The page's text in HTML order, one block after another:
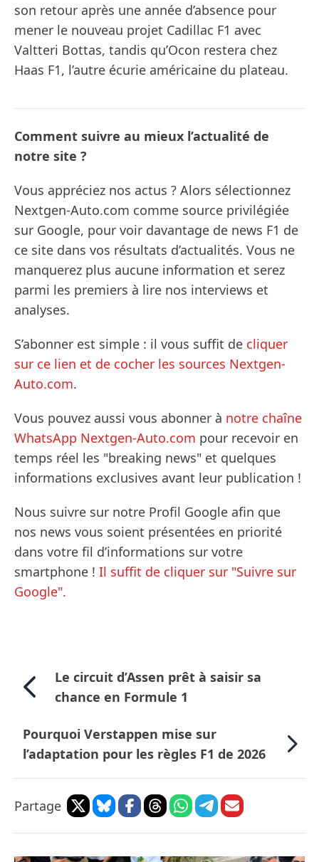
son retour après une année d’absence pour
mener le nouveau projet Cadillac F1 avec
Valtteri Bottas, tandis qu’Ocon restera chez
Haas F1, l’autre écurie américaine du plateau.
Comment suivre au mieux l’actualité de
notre site ?
Vous appréciez nos actus ? Alors sélectionnez
Nextgen-Auto.com comme source privilégiée
sur Google, pour voir davantage de news F1 de
ce site dans vos résultats d’actualités. Vous ne
manquerez plus aucune information et serez
parmi les premiers à lire nos interviews et
analyses.
S’abonner est simple : il vous suffit de cliquer
sur ce lien et de cocher les sources Nextgen-
Auto.com.
Vous pouvez aussi vous abonner à notre chaîne
WhatsApp Nextgen-Auto.com pour recevoir en
temps réel les "breaking news" et quelques
informations exclusives avant leur publication !
Nous suivre sur notre Profil Google afin que
nos news vous soient présentées en priorité
dans votre fil d’informations sur votre
smartphone ! Il suffit de cliquer sur "Suivre sur
Google".
Le circuit d’Assen prêt à saisir sa
chance en Formule 1
Pourquoi Verstappen mise sur
l’adaptation pour les règles F1 de 2026
Partage